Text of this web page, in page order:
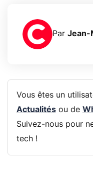
Par Jean-
Vous êtes un
Actualitésou de
Suivez-nous pour
tech !